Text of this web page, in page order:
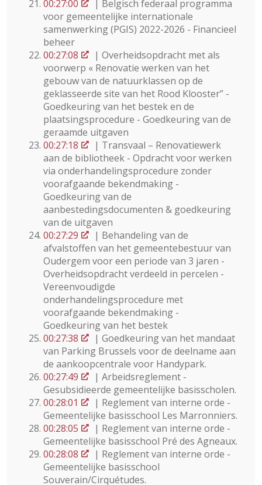
00:27:00
| Belgisch federaal programma
voor gemeentelijke internationale
samenwerking (PGIS) 2022-2026 - Financieel
beheer
00:27:08
| Overheidsopdracht met als
voorwerp « Renovatie werken van het
gebouw van de natuurklassen op de
geklasseerde site van het Rood Klooster” -
Goedkeuring van het bestek en de
plaatsingsprocedure - Goedkeuring van de
geraamde uitgaven
00:27:18
| Transvaal – Renovatiewerk
aan de bibliotheek - Opdracht voor werken
via onderhandelingsprocedure zonder
voorafgaande bekendmaking -
Goedkeuring van de
aanbestedingsdocumenten & goedkeuring
van de uitgaven
00:27:29
| Behandeling van de
afvalstoffen van het gemeentebestuur van
Oudergem voor een periode van 3 jaren -
Overheidsopdracht verdeeld in percelen -
Vereenvoudigde
onderhandelingsprocedure met
voorafgaande bekendmaking -
Goedkeuring van het bestek
00:27:38
| Goedkeuring van het mandaat
van Parking Brussels voor de deelname aan
de aankoopcentrale voor Handypark.
00:27:49
| Arbeidsreglement -
Gesubsidieerde gemeentelijke basisscholen.
00:28:01
| Reglement van interne orde -
Gemeentelijke basisschool Les Marronniers.
00:28:05
| Reglement van interne orde -
Gemeentelijke basisschool Pré des Agneaux.
00:28:08
| Reglement van interne orde -
Gemeentelijke basisschool
Souverain/Cirquétudes.